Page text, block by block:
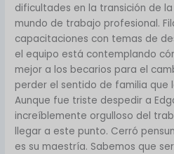
dificultades en la transición de la
mundo de trabajo profesional.
capacitaciones con temas de
el equipo está contemplando
mejor a los becarios para el
perder el sentido de familia que
Aunque fue triste despedir a
increíblemente orgulloso del
llegar a este punto. Cerró
es su maestría. Sabemos que